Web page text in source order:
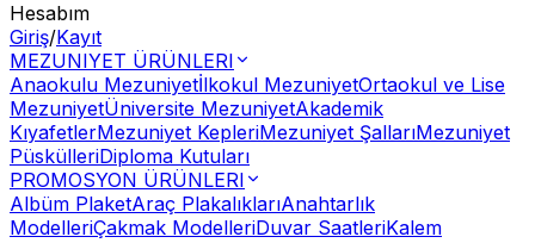
Hesabım
Giriş/Kayıt
MEZUNIYET ÜRÜNLERI
Anaokulu Mezuniyetİlkokul MezuniyetOrtaokul ve Lise
MezuniyetÜniversite MezuniyetAkademik
KıyafetlerMezuniyet KepleriMezuniyet ŞallarıMezuniyet
PüskülleriDiploma Kutuları
PROMOSYON ÜRÜNLERI
Albüm PlaketAraç PlakalıklarıAnahtarlık
ModelleriÇakmak ModelleriDuvar SaatleriKalem